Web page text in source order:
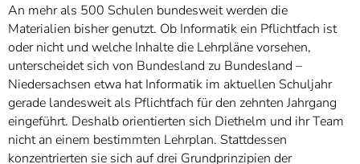
An mehr als 500 Schulen bundesweit werden die
Materialien bisher genutzt. Ob Informatik ein Pflichtfach ist
oder nicht und welche Inhalte die Lehrpläne vorsehen,
unterscheidet sich von Bundesland zu Bundesland –
Niedersachsen etwa hat Informatik im aktuellen Schuljahr
gerade landesweit als Pflichtfach für den zehnten Jahrgang
eingeführt. Deshalb orientierten sich Diethelm und ihr Team
nicht an einem bestimmten Lehrplan. Stattdessen
konzentrierten sie sich auf drei Grundprinzipien der